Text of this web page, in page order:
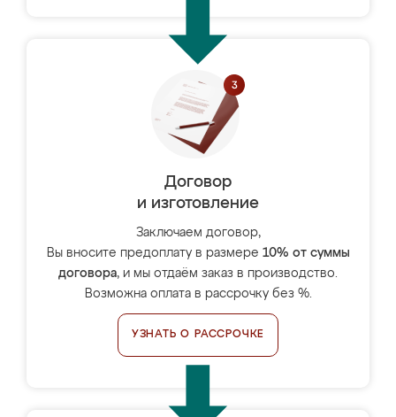
Договор
и изготовление
Заключаем договор,
Вы вносите предоплату в размере 10% от суммы
договора, и мы отдаём заказ в производство.
Возможна оплата в рассрочку без %.
УЗНАТЬ О РАССРОЧКЕ